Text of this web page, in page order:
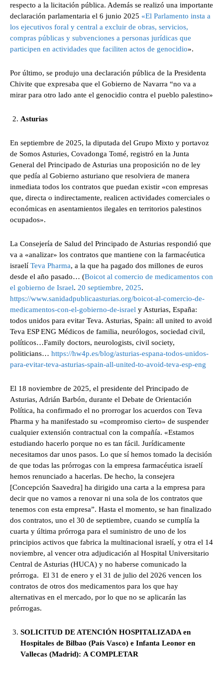
respecto a la licitación pública. Además se realizó una importante
declaración parlamentaria el 6 junio 2025 «El Parlamento insta a
los ejecutivos foral y central a excluir de obras, servicios,
compras públicas y subvenciones a personas jurídicas que
participen en actividades que faciliten actos de genocidio».
Por último, se produjo una declaración pública de la Presidenta
Chivite que expresaba que el Gobierno de Navarra “no va a
mirar para otro lado ante el genocidio contra el pueblo palestino»
Asturias
En septiembre de 2025, la diputada del Grupo Mixto y portavoz
de Somos Asturies, Covadonga Tomé, registró en la Junta
General del Principado de Asturias una proposición no de ley
que pedía al Gobierno asturiano que resolviera de manera
inmediata todos los contratos que puedan existir «con empresas
que, directa o indirectamente, realicen actividades comerciales o
económicas en asentamientos ilegales en territorios palestinos
ocupados».
La Consejería de Salud del Principado de Asturias respondió que
va a «analizar» los contratos que mantiene con la farmacéutica
israelí Teva Pharma, a la que ha pagado dos millones de euros
desde el año pasado… (Boicot al comercio de medicamentos con
el gobierno de Israel. 20 septiembre, 2025.
https://www.sanidadpublicaasturias.org/boicot-al-comercio-de-
medicamentos-con-el-gobierno-de-israel y Asturias, España:
todos unidos para evitar Teva. Asturias, Spain: all united to avoid
Teva ESP ENG Médicos de familia, neurólogos, sociedad civil,
políticos…Family doctors, neurologists, civil society,
politicians… https://hw4p.es/blog/asturias-espana-todos-unidos-
para-evitar-teva-asturias-spain-all-united-to-avoid-teva-esp-eng
El 18 noviembre de 2025, el presidente del Principado de
Asturias, Adrián Barbón, durante el Debate de Orientación
Política, ha confirmado el no prorrogar los acuerdos con Teva
Pharma y ha manifestado su «compromiso cierto» de suspender
cualquier extensión contractual con la compañía. «Estamos
estudiando hacerlo porque no es tan fácil. Jurídicamente
necesitamos dar unos pasos. Lo que sí hemos tomado la decisión
de que todas las prórrogas con la empresa farmacéutica israelí
hemos renunciado a hacerlas. De hecho, la consejera
[Concepción Saavedra] ha dirigido una carta a la empresa para
decir que no vamos a renovar ni una sola de los contratos que
tenemos con esta empresa”. Hasta el momento, se han finalizado
dos contratos, uno el 30 de septiembre, cuando se cumplía la
cuarta y última prórroga para el suministro de uno de los
principios activos que fabrica la multinacional israelí, y otra el 14
noviembre, al vencer otra adjudicación al Hospital Universitario
Central de Asturias (HUCA) y no haberse comunicado la
prórroga. El 31 de enero y el 31 de julio del 2026 vencen los
contratos de otros dos medicamentos para los que hay
alternativas en el mercado, por lo que no se aplicarán las
prórrogas.
SOLICITUD DE ATENCIÓN HOSPITALIZADA en
Hospitales de Bilbao (País Vasco) e Infanta Leonor en
Vallecas (Madrid): A COMPLETAR